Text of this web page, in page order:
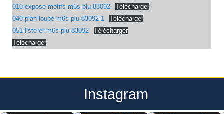
010-expose-motifs-m6s-plu-83092
Télécharger
040-plan-loupe-m6s-plu-83092-1
Télécharger
051-liste-er-m6s-plu-83092
Télécharger
Télécharger
Instagram